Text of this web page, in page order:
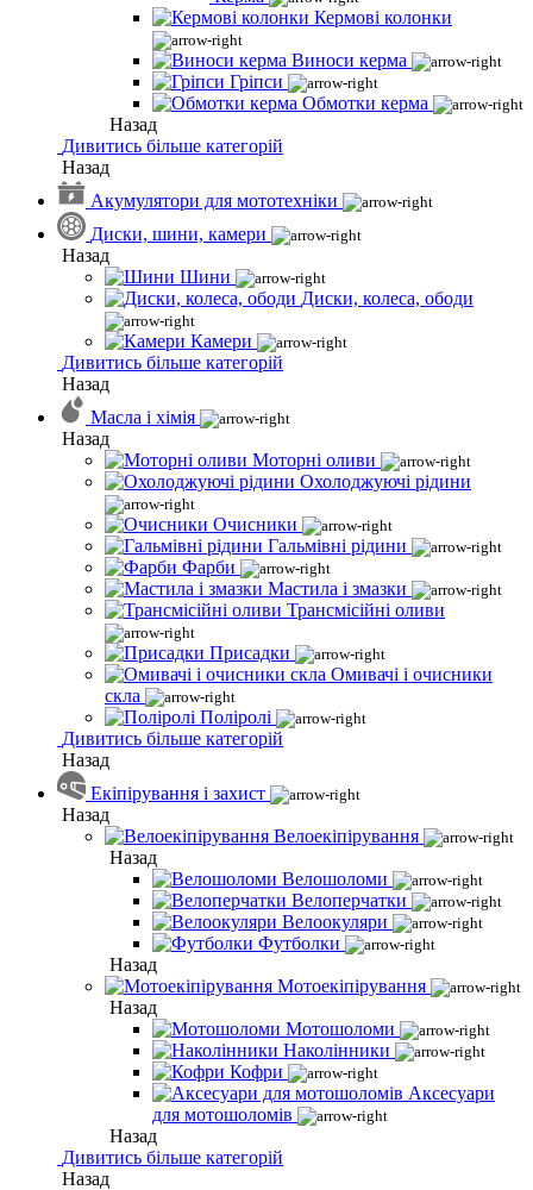
Кермові колонки
Виноси керма
Гріпси
Обмотки керма
Назад
Дивитись більше категорій
Назад
Акумулятори для мототехніки
Диски, шини, камери
Назад
Шини
Диски, колеса, ободи
Камери
Дивитись більше категорій
Назад
Масла і хімія
Назад
Моторні оливи
Охолоджуючі рідини
Очисники
Гальмівні рідини
Фарби
Мастила і змазки
Трансмісійні оливи
Присадки
Омивачі і очисники
скла
Поліролі
Дивитись більше категорій
Назад
Екіпірування і захист
Назад
Велоекіпірування
Назад
Велошоломи
Велоперчатки
Велоокуляри
Футболки
Назад
Мотоекіпірування
Назад
Мотошоломи
Наколінники
Кофри
Аксесуари
для мотошоломів
Назад
Дивитись більше категорій
Назад